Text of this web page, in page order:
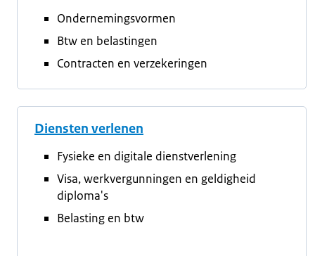
Ondernemingsvormen
Btw en belastingen
Contracten en verzekeringen
Diensten verlenen
Fysieke en digitale dienstverlening
Visa, werkvergunningen en geldigheid
diploma's
Belasting en btw